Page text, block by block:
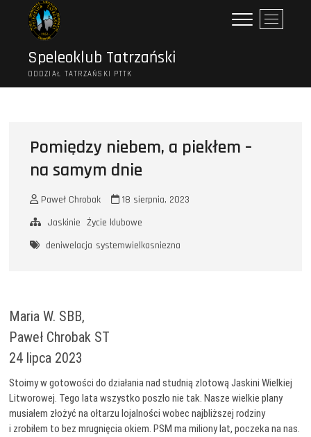
Speleoklub Tatrzański
ODDZIAŁ TATRZAŃSKI PTTK
P
r
Pomiędzy niebem, a piekłem –
na samym dnie
Paweł Chrobak
18 sierpnia, 2023
Jaskinie Życie klubowe
deniwelacja systemwielkasniezna
Maria W. SBB,
Paweł Chrobak ST
24 lipca 2023
Stoimy w gotowości do działania nad studnią zlotową Jaskini Wielkiej
Litworowej. Tego lata wszystko poszło nie tak. Nasze wielkie plany
musiałem złożyć na ołtarzu lojalności wobec najbliższej rodziny
i zrobiłem to bez mrugnięcia okiem. PSM ma miliony lat, poczeka na nas.